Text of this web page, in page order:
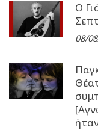
Ο
08/